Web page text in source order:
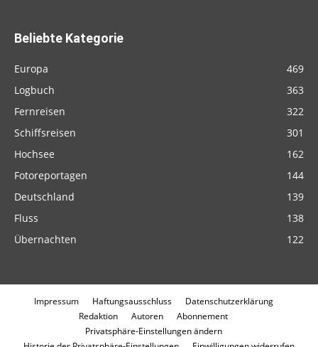
Beliebte Kategorie
Europa
469
Logbuch
363
Fernreisen
322
Schiffsreisen
301
Hochsee
162
Fotoreportagen
144
Deutschland
139
Fluss
138
Übernachten
122
Impressum Haftungsausschluss
Datenschutzerklärung
Redaktion
Autoren
Abonnement
Privatsphäre-Einstellungen ändern